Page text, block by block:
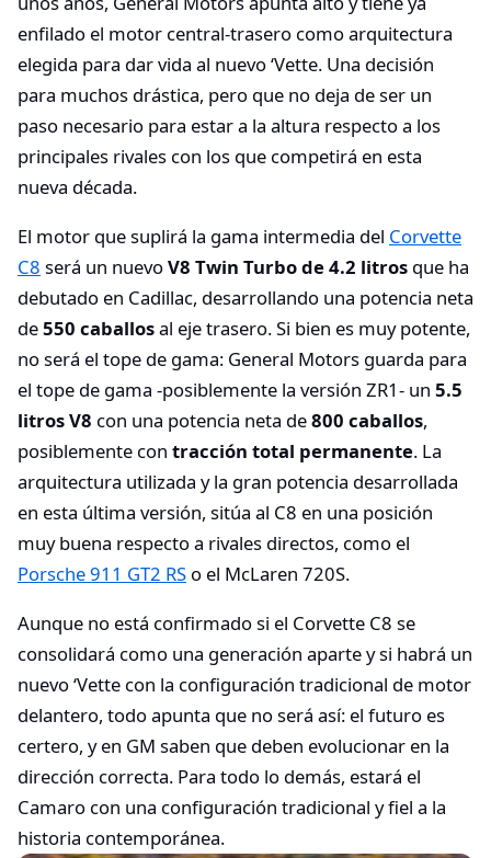
enfilado el motor central-trasero como arquitectura
elegida para dar vida al nuevo ‘Vette. Una decisión
para muchos drástica, pero que no deja de ser un
paso necesario para estar a la altura respecto a los
principales rivales con los que competirá en esta
nueva década.
El motor que suplirá la gama intermedia del Corvette
C8 será un nuevoV8 Twin Turbo de 4.2 litros que ha
debutado en Cadillac, desarrollando una potencia neta
de550 caballosal eje trasero. Si bien es muy potente,
no será el tope de gama: General Motors guarda para
el tope de gama -posiblemente la versión ZR1- un 5.5
litros V8 con una potencia neta de800 caballos,
posiblemente con tracción total permanente. La
arquitectura utilizada y la gran potencia desarrollada
en esta última versión, sitúa al C8 en una posición
muy buena respecto a rivales directos, como el
Porsche 911 GT2 RS o el McLaren 720S.
Aunque no está confirmado si el Corvette C8 se
consolidará como una generación aparte y si habrá un
nuevo ‘Vette con la configuración tradicional de motor
delantero, todo apunta que no será así: el futuro es
certero, y en GM saben que deben evolucionar en la
dirección correcta. Para todo lo demás, estará el
Camaro con una configuración tradicional y fiel a la
historia contemporánea.